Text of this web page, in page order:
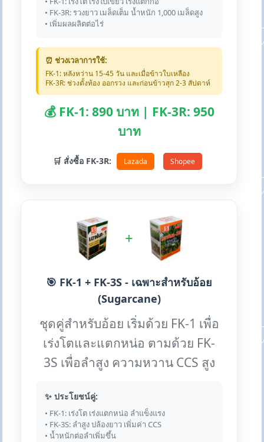
• FK-3R: รวงยาว เมล็ดเต็ม น้ำหนัก 1,000 เมล็ดสูง
• เพิ่มผลผลิตต่อไร่
⏰ ช่วงเวลาการใช้:
FK-1: หลังหว่าน 15-45 วัน และเมื่อข้าวใบเหลือง
FK-3R: ช่วงตั้งท้อง ออกรวง และก่อนข้าวสุก 2-3 สัปดาห์
💰 FK-1: 890 บาท | FK-3R: 950
บาท
🛒 สั่งซื้อ FK-3R: Lazada Shopee
+
🎯 FK-1 + FK-3S - เฉพาะสำหรับอ้อย
(Sugarcane)
ชุดคู่สำหรับอ้อย เริ่มด้วย FK-1 เพื่อ
เร่งโตและแตกหน่อ ตามด้วย FK-
3S เพื่อลำสูง ความหวาน CCS สูง
✨ ประโยชน์คู่:
• FK-1: เร่งโต เร่งแตกหน่อ ลำแข็งแรง
• FK-3S: ลำสูง ปล้องยาว เพิ่มค่า CCS
• น้ำหนักต่อลำเพิ่มขึ้น